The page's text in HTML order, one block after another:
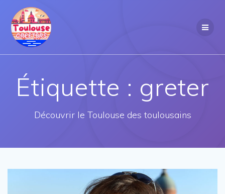
Étiquette : greter
Découvrir le Toulouse des toulousains